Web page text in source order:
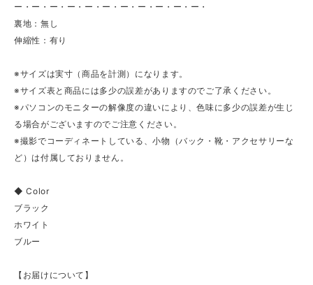
ー・ー・ー・ー・ー・ー・ー・ー・ー・ー・ー・
裏地：無し
伸縮性：有り
※サイズは実寸（商品を計測）になります。
※サイズ表と商品には多少の誤差がありますのでご了承ください。
※パソコンのモニターの解像度の違いにより、色味に多少の誤差が生じ
る場合がございますのでご注意ください。
※撮影でコーディネートしている、小物（バック・靴・アクセサリーな
ど）は付属しておりません。
◆ Color
ブラック
ホワイト
ブルー
【お届けについて】